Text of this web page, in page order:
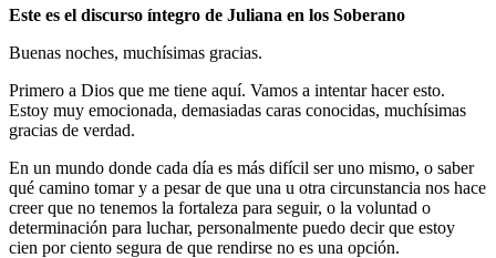
Este es el discurso íntegro de Juliana en los Soberano
Buenas noches, muchísimas gracias.
Primero a Dios que me tiene aquí. Vamos a intentar hacer esto.
Estoy muy emocionada, demasiadas caras conocidas, muchísimas
gracias de verdad.
En un mundo donde cada día es más difícil ser uno mismo, o saber
qué camino tomar y a pesar de que una u otra circunstancia nos hace
creer que no tenemos la fortaleza para seguir, o la voluntad o
determinación para luchar, personalmente puedo decir que estoy
cien por ciento segura de que rendirse no es una opción.